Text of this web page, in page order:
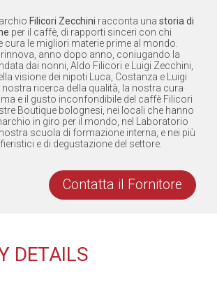
Filicori Zecchini racconta una storia di
per il caffè, di rapporti sinceri con chi
cura le migliori materie prime al mondo.
anno dopo anno, coniugando la
dai nonni, Aldo Filicori e Luigi Zecchini,
visione dei nipoti Luca, Costanza e Luigi
nostra ricerca della qualità, la nostra cura
e il gusto inconfondibile del caffè Filicori
Boutique bolognesi, nei locali che hanno
in giro per il mondo, nel Laboratorio
scuola di formazione interna, e nei più
e di degustazione del settore.
Contatta il Fornitore
DETAILS